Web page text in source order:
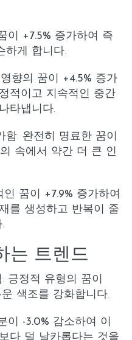
이 +7.5% 증가하여 즉
하게 합니다.
향의 꿈이 +4.5% 증가
적이고 지속적인 중간
타냅니다.
함: 완전히 명료한 꿈이
속에서 약간 더 큰 인
인 꿈이 +7.9% 증가하여
를 생성하고 반복이 줄
는 트렌드
: 긍정적 유형의 꿈이
색조를 강화합니다.
이 -3.0% 감소하여 이
다 덜 날카롭다는 것을